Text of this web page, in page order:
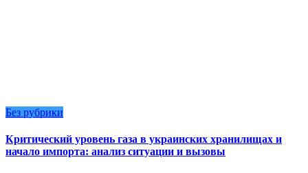
Без рубрики
Критический уровень газа в украинских хранилищах и
начало импорта: анализ ситуации и вызовы